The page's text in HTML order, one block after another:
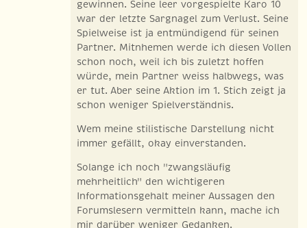
gewinnen. Seine leer vorgespielte Karo 10
war der letzte Sargnagel zum Verlust. Seine
Spielweise ist ja entmündigend für seinen
Partner. Mitnhemen werde ich diesen Vollen
schon noch, weil ich bis zuletzt hoffen
würde, mein Partner weiss halbwegs, was
er tut. Aber seine Aktion im 1. Stich zeigt ja
schon weniger Spielverständnis.
Wem meine stilistische Darstellung nicht
immer gefällt, okay einverstanden.
Solange ich noch "zwangsläufig
mehrheitlich" den wichtigeren
Informationsgehalt meiner Aussagen den
Forumslesern vermitteln kann, mache ich
mir darüber weniger Gedanken.